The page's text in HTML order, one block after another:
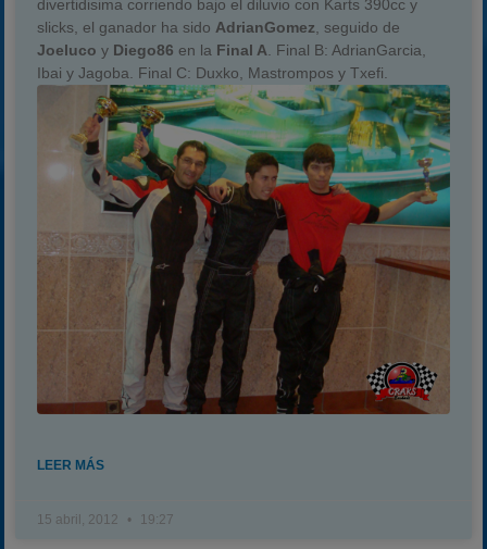
divertidisima corriendo bajo el diluvio con Karts 390cc y
slicks, el ganador ha sidoAdrianGomez, seguido de
Joeluco y Diego86 en la Final A. Final B: AdrianGarcia,
Ibai y Jagoba. Final C: Duxko, Mastrompos y Txefi.
LEER MÁS
15 abril, 2012 19:27